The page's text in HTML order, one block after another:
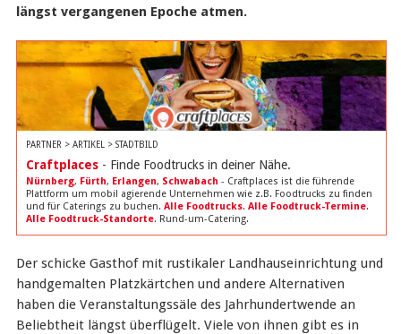
längst vergangenen Epoche atmen.
PARTNER > ARTIKEL > STADTBILD
Craftplaces- Finde Foodtrucks in deiner Nähe.
Nürnberg, Fürth, Erlangen, Schwabach - Craftplaces ist die führende
Plattform um mobil agierende Unternehmen wie z.B. Foodtrucks zu finden
und für Caterings zu buchen. Alle Foodtrucks. Alle Foodtruck-Termine.
Alle Foodtruck-Standorte. Rund-um-Catering.
Der schicke Gasthof mit rustikaler Landhauseinrichtung und
handgemalten Platzkärtchen und andere Alternativen
haben die Veranstaltungssäle des Jahrhundertwende an
Beliebtheit längst überflügelt. Viele von ihnen gibt es in